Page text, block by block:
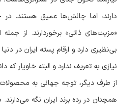
«مزیت‌های ذاتی» برخوردارند. از
بی‌نظیری دارد و ارقام پسته ایران در
نیازی به تعریف ندارد و البته خاویار
از طرف دیگر، توجه جهانی به
همچنان در رده برند ایران نگه می‌دارند.